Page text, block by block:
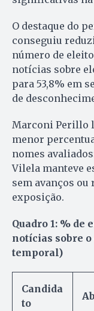
O destaque do
conseguiu
número de
notícias sobre
para 53,8% em
de
Marconi Perillo
menor
nomes
Vilela manteve
sem avanços ou
exposição.
Quadro 1: % de
notícias sobre
temporal)
Candida
to